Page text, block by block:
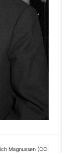
Magnussen (CC